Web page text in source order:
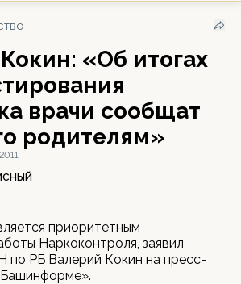
«Об итогах
врачи сообщат
родителям»
приоритетным
Наркоконтроля, заявил
по РБ Валерий Кокин на пресс-